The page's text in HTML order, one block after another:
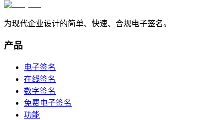
为现代企业设计的简单、快速、合规电子签名。
产品
电子签名
在线签名
数字签名
免费电子签名
功能